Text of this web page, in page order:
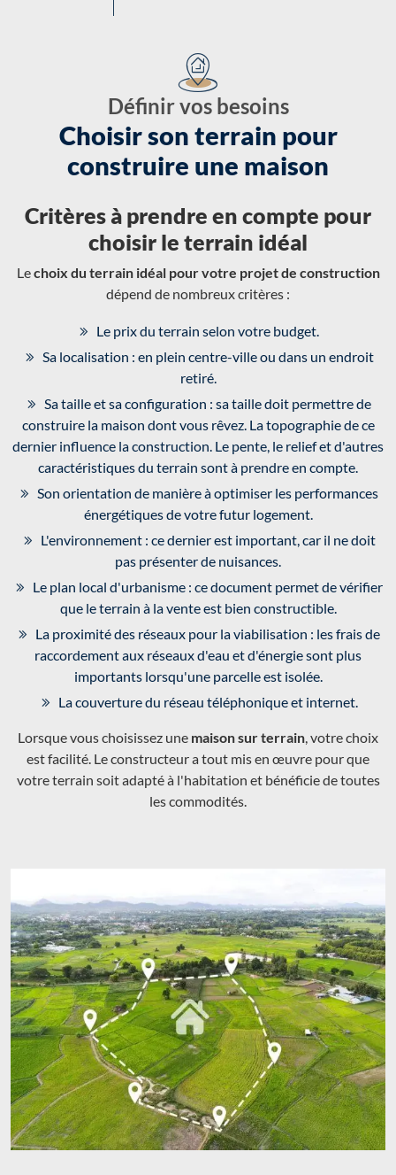
Définir vos besoins
Choisir son terrain pour
construire une maison
Critères à prendre en compte pour
choisir le terrain idéal
Lechoix du terrain idéal pour votre projet de construction
dépend de nombreux critères :
Le prix du terrain selon votre budget.
Sa localisation : en plein centre-ville ou dans un endroit
retiré.
Sa taille et sa configuration : sa taille doit permettre de
construire la maison dont vous rêvez. La topographie de ce
dernier influence la construction. Le pente, le relief et d'autres
caractéristiques du terrain sont à prendre en compte.
Son orientation de manière à optimiser les performances
énergétiques de votre futur logement.
L'environnement : ce dernier est important, car il ne doit
pas présenter de nuisances.
Le plan local d'urbanisme : ce document permet de vérifier
que le terrain à la vente est bien constructible.
La proximité des réseaux pour la viabilisation : les frais de
raccordement aux réseaux d'eau et d'énergie sont plus
importants lorsqu'une parcelle est isolée.
La couverture du réseau téléphonique et internet.
Lorsque vous choisissez une maison sur terrain , votre choix
est facilité. Le constructeur a tout mis en œuvre pour que
votre terrain soit adapté à l'habitation et bénéficie de toutes
les commodités.